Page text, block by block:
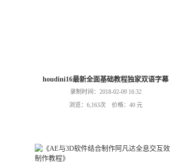
houdini16最新全面基础教程独家双语字幕
录制时间：2018-02-09 16:32
浏览：6,163次 价格：40 元